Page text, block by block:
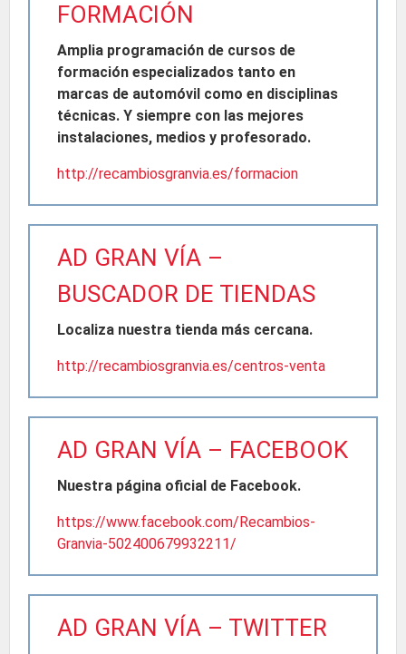
FORMACIÓN
Amplia programación de cursos de
formación especializados tanto en
marcas de automóvil como en disciplinas
técnicas. Y siempre con las mejores
instalaciones, medios y profesorado.
http://recambiosgranvia.es/formacion
AD GRAN VÍA –
BUSCADOR DE TIENDAS
Localiza nuestra tienda más cercana.
http://recambiosgranvia.es/centros-venta
AD GRAN VÍA – FACEBOOK
Nuestra página oficial de Facebook.
https://www.facebook.com/Recambios-
Granvia-502400679932211/
AD GRAN VÍA – TWITTER